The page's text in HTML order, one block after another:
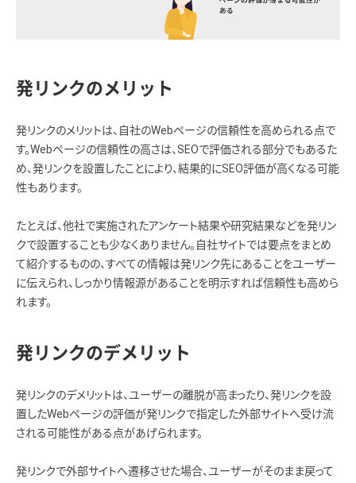
発リンクのメリット
発リンクのメリットは、自社のWebページの信頼性を高められる点で
す。Webページの信頼性の高さは、SEOで評価される部分でもあるた
め、発リンクを設置したことにより、結果的にSEO評価が高くなる可能
性もあります。
たとえば、他社で実施されたアンケート結果や研究結果などを発リン
クで設置することも少なくありません。自社サイトでは要点をまとめ
て紹介するものの、すべての情報は発リンク先にあることをユーザー
に伝えられ、しっかり情報源があることを明示すれば信頼性も高めら
れます。
発リンクのデメリット
発リンクのデメリットは、ユーザーの離脱が高まったり、発リンクを設
置したWebページの評価が発リンクで指定した外部サイトへ受け流
される可能性がある点があげられます。
発リンクで外部サイトへ遷移させた場合、ユーザーがそのまま戻って